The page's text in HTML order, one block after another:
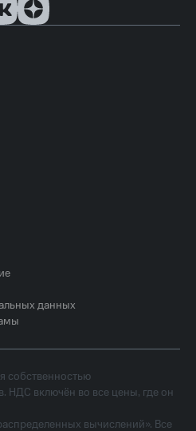
данных
собственностью
НДС включён во все цены, где он
вычислений». Все